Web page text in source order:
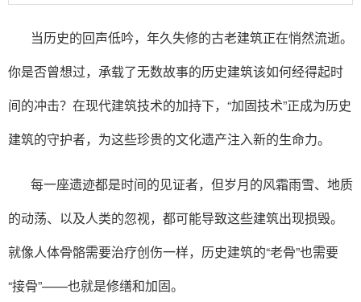
当历史的回声低吟，年久失修的古老建筑正在悄然流逝。
你是否曾想过，承载了无数故事的历史建筑该如何经得起时
间的冲击？在现代建筑技术的加持下，“加固技术”正成为历史
建筑的守护者，为这些珍贵的文化遗产注入新的生命力。
每一座遗迹都是时间的见证者，但岁月的风霜雨雪、地质
的动荡、以及人类的忽视，都可能导致这些建筑出现损毁。
就像人体骨骼需要治疗创伤一样，历史建筑的“老骨”也需要
“接骨”——也就是修缮和加固。